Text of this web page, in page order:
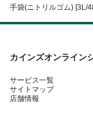
手袋(ニトリルゴム) [3L/
カインズオンライン
サービス一覧
サイトマップ
店舗情報